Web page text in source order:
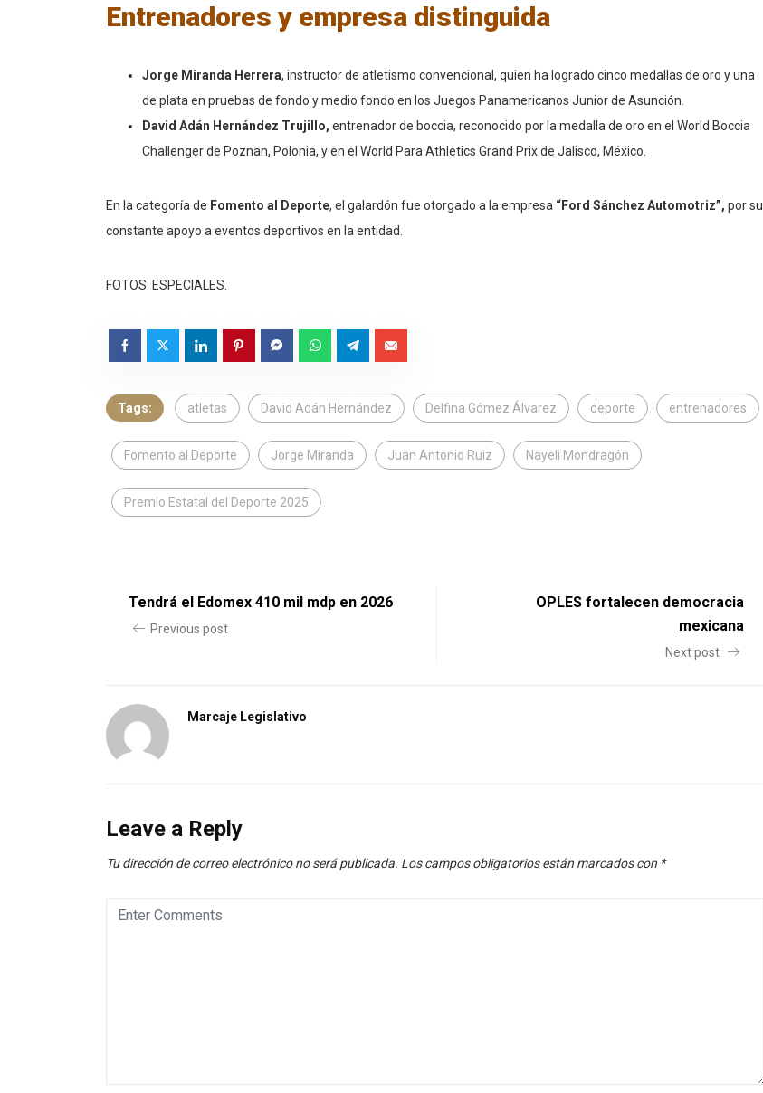
Entrenadores y empresa distinguida
Jorge Miranda Herrera, instructor de atletismo convencional, quien ha logrado cinco medallas de oro y una
de plata en pruebas de fondo y medio fondo en los Juegos Panamericanos Junior de Asunción.
David Adán Hernández Trujillo, entrenador de boccia, reconocido por la medalla de oro en el World Boccia
Challenger de Poznan, Polonia, y en el World Para Athletics Grand Prix de Jalisco, México.
En la categoría de Fomento al Deporte, el galardón fue otorgado a la empresa “Ford Sánchez Automotriz”, por su
constante apoyo a eventos deportivos en la entidad.
FOTOS: ESPECIALES.
Tags: atletas David Adán Hernández Delfina Gómez Álvarez deporte entrenadores
Fomento al Deporte Jorge Miranda Juan Antonio Ruiz Nayeli Mondragón
Premio Estatal del Deporte 2025
Tendrá el Edomex 410 mil mdp en 2026
Previous post
OPLES fortalecen democracia
mexicana
Next post
Marcaje Legislativo
Leave a Reply
Tu dirección de correo electrónico no será publicada. Los campos obligatorios están marcados con *